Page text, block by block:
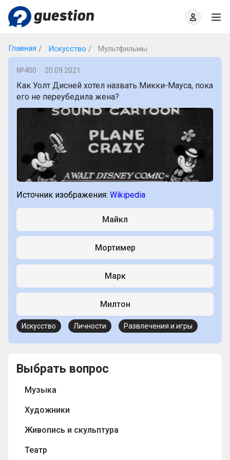
Главная Искусство Мультфильмы
№400 20.09.2021
Как Уолт Дисней хотел назвать Микки-Мауса, пока
его не переубедила жена?
Источник изображения: Wikipedia
Майкл
Мортимер
Марк
Милтон
Искусство Личности Развлечения и игры
Выбрать вопрос
Музыка
Художники
Живопись и скульптура
Театр